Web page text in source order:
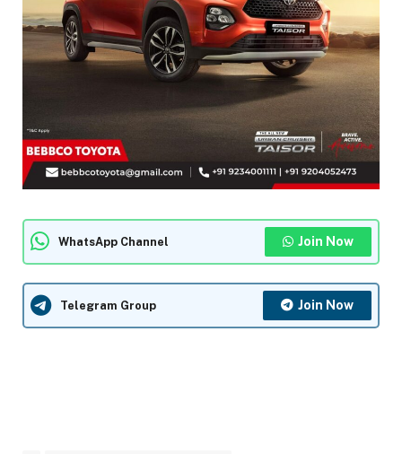
WhatsApp Channel Join Now
Telegram Group Join Now